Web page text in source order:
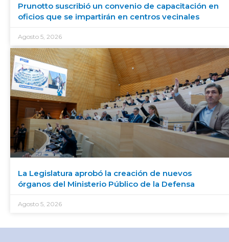
Prunotto suscribió un convenio de capacitación en
oficios que se impartirán en centros vecinales
Agosto 5, 2026
La Legislatura aprobó la creación de nuevos
órganos del Ministerio Público de la Defensa
Agosto 5, 2026